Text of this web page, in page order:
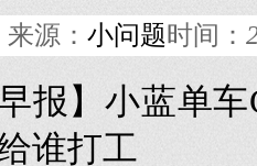
来源： 小问题时间：
报】小蓝单
谁打工